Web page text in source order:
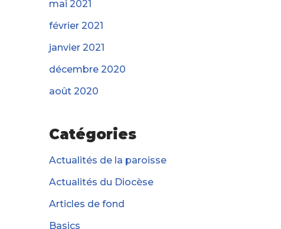
mai 2021
février 2021
janvier 2021
décembre 2020
août 2020
Catégories
Actualités de la paroisse
Actualités du Diocèse
Articles de fond
Basics